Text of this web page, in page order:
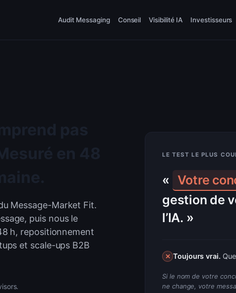
Audit Messaging Conseil Visibilité IA Investisseurs
Message-Market Fit.
puis nous le
h, repositionnement
et scale-ups B2B
«
Une boîte
pas
simplifie la
✕ Toujours vrai.